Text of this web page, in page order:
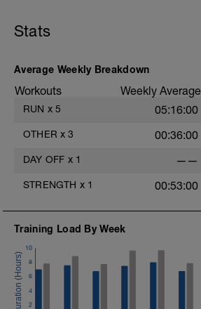
Stats
Average Weekly Breakdown
Workouts Weekly Average
RUN x 5 05:16:00
OTHER x 3 00:36:00
DAY OFF x 1 ——
STRENGTH x 1 00:53:00
Training Load By Week
2
4
6
8
10